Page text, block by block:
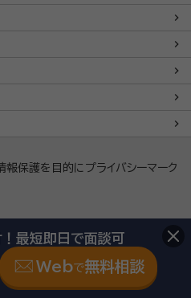
保護を目的にプライバシーマーク
は、1984年創業の株式会社鎌倉新
ード：6184）が運営しています。
最短即日で面談可
Webで無料相談